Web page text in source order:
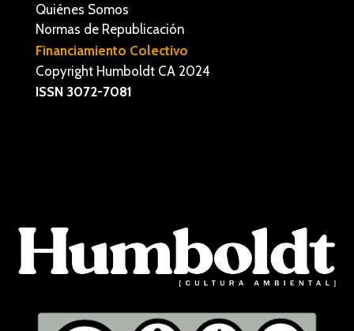
Quiénes Somos
Normas de Republicación
Financiamiento Colectivo
Copyright Humboldt CA 2024
ISSN 3072-7081